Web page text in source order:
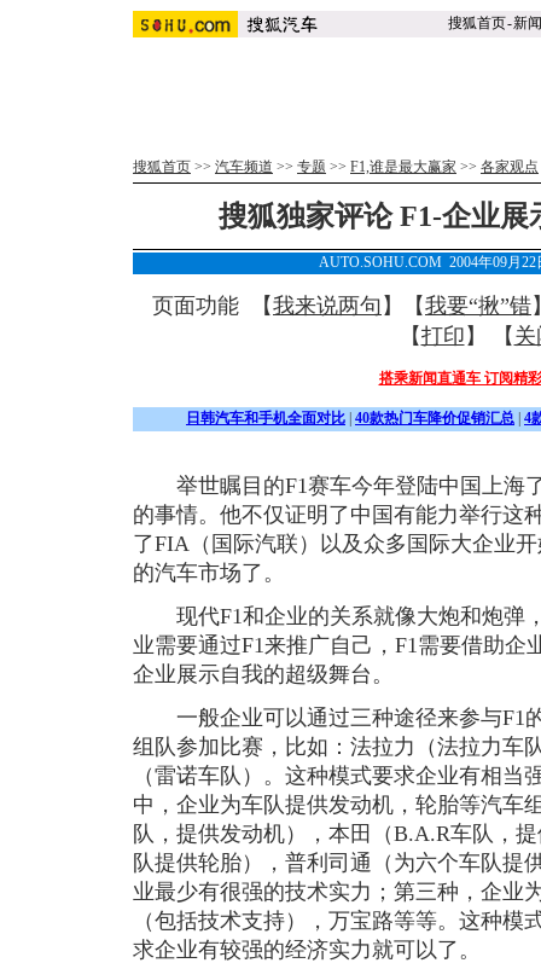
搜狐首页-新闻
搜狐首页 >> 汽车频道 >> 专题 >> F1,谁是最大赢家 >> 各家观点
搜狐独家评论 F1-企业展
AUTO.SOHU.COM 2004年09月
页面功能 【我来说两句 】【我要“揪”错
【打印 】 【 关
搭乘新闻直通车 订阅精
日韩汽车和手机全面对比 40款热门车降价促销汇总 4
举世瞩目的F1赛车今年登陆中国上海
的事情。他不仅证明了中国有能力举行这
了FIA（国际汽联）以及众多国际大企业
的汽车市场了。
现代F1和企业的关系就像大炮和炮弹
业需要通过F1来推广自己，F1需要借助企
企业展示自我的超级舞台。
一般企业可以通过三种途径来参与F1
组队参加比赛，比如：法拉力（法拉力车
（雷诺车队）。这种模式要求企业有相当
中，企业为车队提供发动机，轮胎等汽车
队，提供发动机），本田（B.A.R车队，
队提供轮胎），普利司通（为六个车队提
业最少有很强的技术实力；第三种，企业
（包括技术支持），万宝路等等。这种模
求企业有较强的经济实力就可以了。